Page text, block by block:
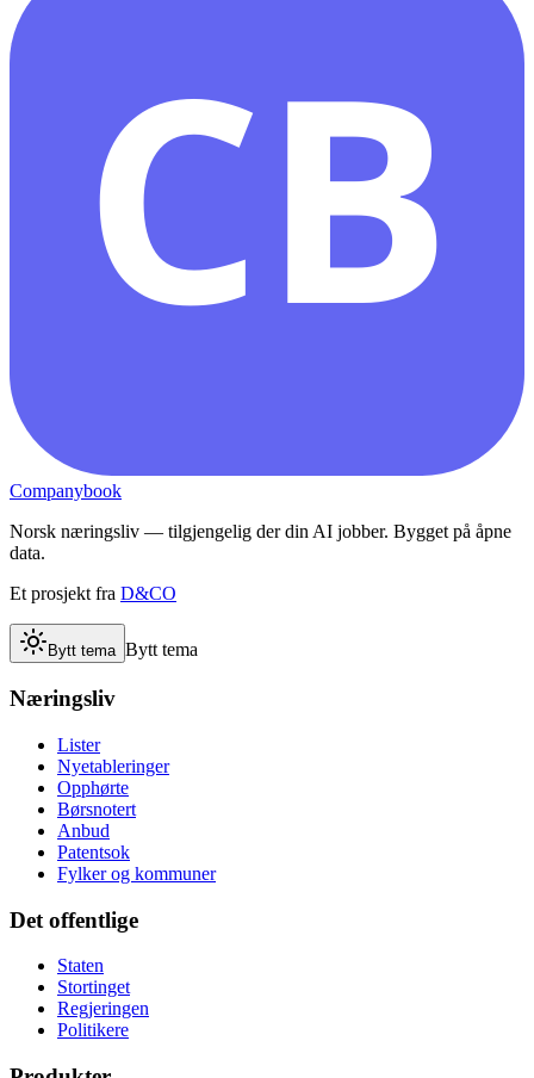
CB
Companybook
Norsk næringsliv — tilgjengelig der din AI jobber. Bygget på åpne
data.
Et prosjekt fra D&CO
Bytt tema Bytt tema
Næringsliv
Lister
Nyetableringer
Opphørte
Børsnotert
Anbud
Patentsok
Fylker og kommuner
Det offentlige
Staten
Stortinget
Regjeringen
Politikere